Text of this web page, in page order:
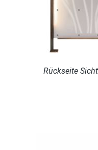
Rückseite